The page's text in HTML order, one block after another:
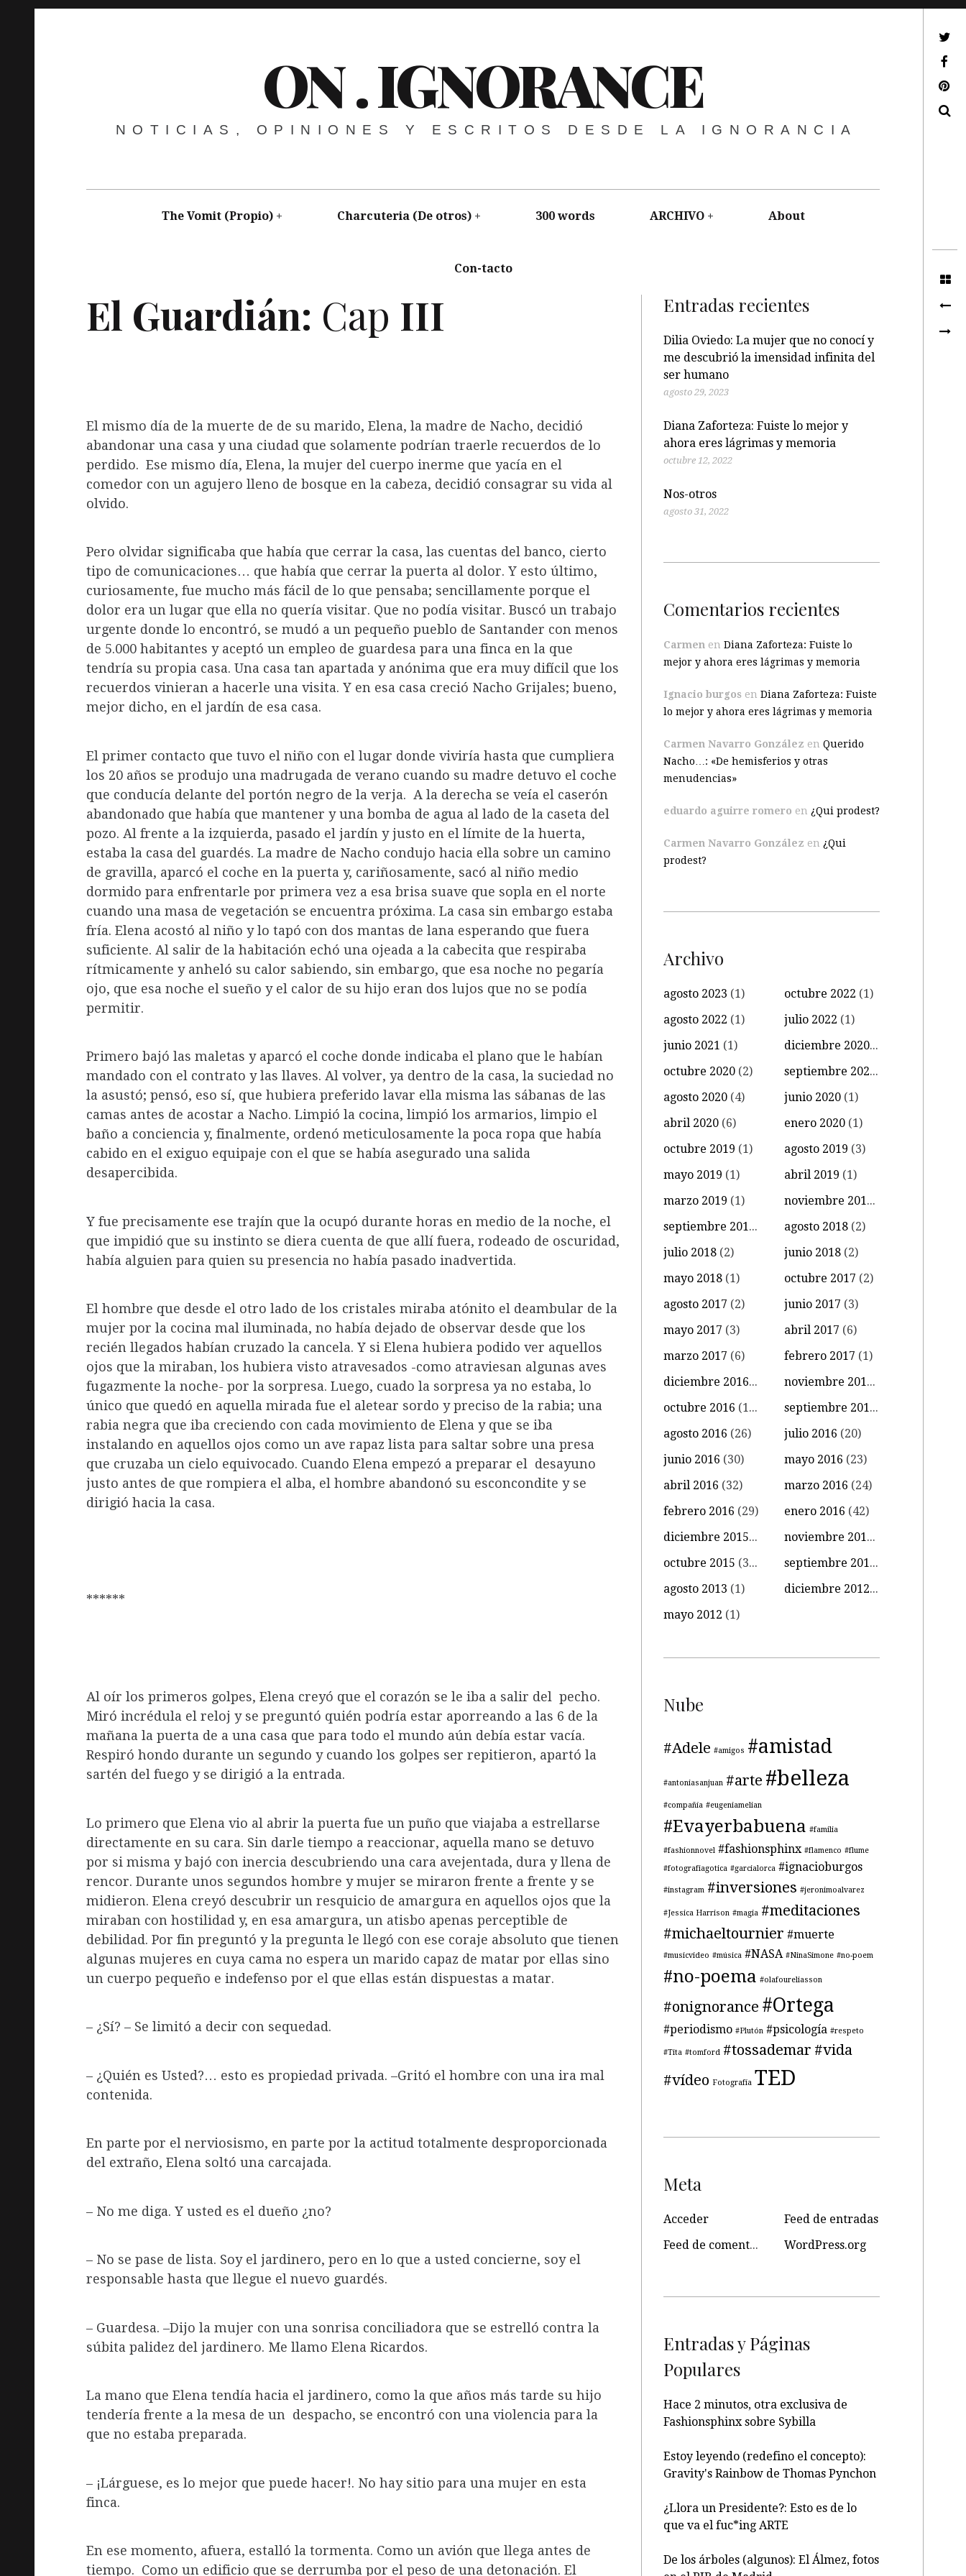
ON . IGNORANCE
NOTICIAS, OPINIONES Y ESCRITOS DESDE LA IGNORANCIA
The Vomit (Propio) Charcuteria (De otros) 300 words ARCHIVO About
Con-tacto
El Guardián: Cap III
El mismo día de la muerte de de su marido, Elena, la madre de Nacho, decidió
abandonar una casa y una ciudad que solamente podrían traerle recuerdos de lo
perdido. Ese mismo día, Elena, la mujer del cuerpo inerme que yacía en el
comedor con un agujero lleno de bosque en la cabeza, decidió consagrar su vida al
olvido.
Pero olvidar significaba que había que cerrar la casa, las cuentas del banco, cierto
tipo de comunicaciones… que había que cerrar la puerta al dolor. Y esto último,
curiosamente, fue mucho más fácil de lo que pensaba; sencillamente porque el
dolor era un lugar que ella no quería visitar. Que no podía visitar. Buscó un trabajo
urgente donde lo encontró, se mudó a un pequeño pueblo de Santander con menos
de 5.000 habitantes y aceptó un empleo de guardesa para una finca en la que
tendría su propia casa. Una casa tan apartada y anónima que era muy difícil que los
recuerdos vinieran a hacerle una visita. Y en esa casa creció Nacho Grijales; bueno,
mejor dicho, en el jardín de esa casa.
El primer contacto que tuvo el niño con el lugar donde viviría hasta que cumpliera
los 20 años se produjo una madrugada de verano cuando su madre detuvo el coche
que conducía delante del portón negro de la verja. A la derecha se veía el caserón
abandonado que había que mantener y una bomba de agua al lado de la caseta del
pozo. Al frente a la izquierda, pasado el jardín y justo en el límite de la huerta,
estaba la casa del guardés. La madre de Nacho condujo hacia ella sobre un camino
de gravilla, aparcó el coche en la puerta y, cariñosamente, sacó al niño medio
dormido para enfrentarle por primera vez a esa brisa suave que sopla en el norte
cuando una masa de vegetación se encuentra próxima. La casa sin embargo estaba
fría. Elena acostó al niño y lo tapó con dos mantas de lana esperando que fuera
suficiente. Al salir de la habitación echó una ojeada a la cabecita que respiraba
rítmicamente y anheló su calor sabiendo, sin embargo, que esa noche no pegaría
ojo, que esa noche el sueño y el calor de su hijo eran dos lujos que no se podía
permitir.
Primero bajó las maletas y aparcó el coche donde indicaba el plano que le habían
mandado con el contrato y las llaves. Al volver, ya dentro de la casa, la suciedad no
la asustó; pensó, eso sí, que hubiera preferido lavar ella misma las sábanas de las
camas antes de acostar a Nacho. Limpió la cocina, limpió los armarios, limpio el
baño a conciencia y, finalmente, ordenó meticulosamente la poca ropa que había
cabido en el exiguo equipaje con el que se había asegurado una salida
desapercibida.
Y fue precisamente ese trajín que la ocupó durante horas en medio de la noche, el
que impidió que su instinto se diera cuenta de que allí fuera, rodeado de oscuridad,
había alguien para quien su presencia no había pasado inadvertida.
El hombre que desde el otro lado de los cristales miraba atónito el deambular de la
mujer por la cocina mal iluminada, no había dejado de observar desde que los
recién llegados habían cruzado la cancela. Y si Elena hubiera podido ver aquellos
ojos que la miraban, los hubiera visto atravesados -como atraviesan algunas aves
fugazmente la noche- por la sorpresa. Luego, cuado la sorpresa ya no estaba, lo
único que quedó en aquella mirada fue el aletear sordo y preciso de la rabia; una
rabia negra que iba creciendo con cada movimiento de Elena y que se iba
instalando en aquellos ojos como un ave rapaz lista para saltar sobre una presa
que cruzaba un cielo equivocado. Cuando Elena empezó a preparar el desayuno
justo antes de que rompiera el alba, el hombre abandonó su esconcondite y se
dirigió hacia la casa.
******
Al oír los primeros golpes, Elena creyó que el corazón se le iba a salir del pecho.
Miró incrédula el reloj y se preguntó quién podría estar aporreando a las 6 de la
mañana la puerta de a una casa que para todo el mundo aún debía estar vacía.
Respiró hondo durante un segundo y cuando los golpes ser repitieron, apartó la
sartén del fuego y se dirigió a la entrada.
Lo primero que Elena vio al abrir la puerta fue un puño que viajaba a estrellarse
directamente en su cara. Sin darle tiempo a reaccionar, aquella mano se detuvo
por si misma y bajó con inercia descubriendo una cara avejentada, dura y llena de
rencor. Durante unos segundos hombre y mujer se miraron frente a frente y se
midieron. Elena creyó descubrir un resquicio de amargura en aquellos ojos que la
miraban con hostilidad y, en esa amargura, un atisbo apenas perceptible de
debilidad. Por fin preguntó y la pregunta le llegó con ese coraje absoluto que tienen
algunas mujeres en cuya cama no espera un marido capaz de matar por ellas sino
un cuerpo pequeño e indefenso por el que ellas están dispuestas a matar.
– ¿Sí? – Se limitó a decir con sequedad.
– ¿Quién es Usted?… esto es propiedad privada. –Gritó el hombre con una ira mal
contenida.
En parte por el nerviosismo, en parte por la actitud totalmente desproporcionada
del extraño, Elena soltó una carcajada.
– No me diga. Y usted es el dueño ¿no?
– No se pase de lista. Soy el jardinero, pero en lo que a usted concierne, soy el
responsable hasta que llegue el nuevo guardés.
– Guardesa. –Dijo la mujer con una sonrisa conciliadora que se estrelló contra la
súbita palidez del jardinero. Me llamo Elena Ricardos.
La mano que Elena tendía hacia el jardinero, como la que años más tarde su hijo
tendería frente a la mesa de un despacho, se encontró con una violencia para la
que no estaba preparada.
– ¡Lárguese, es lo mejor que puede hacer!. No hay sitio para una mujer en esta
finca.
En ese momento, afuera, estalló la tormenta. Como un avión que llega antes de
tiempo. Como un edificio que se derrumba por el peso de una detonación. El
Entradas recientes
Dilia Oviedo: La mujer que no conocí y
me descubrió la imensidad infinita del
ser humano
agosto 29, 2023
Diana Zaforteza: Fuiste lo mejor y
ahora eres lágrimas y memoria
octubre 12, 2022
Nos-otros
agosto 31, 2022
Comentarios recientes
Carmen en Diana Zaforteza: Fuiste lo
mejor y ahora eres lágrimas y memoria
Ignacio burgos en Diana Zaforteza: Fuiste
lo mejor y ahora eres lágrimas y memoria
Carmen Navarro González en Querido
Nacho…: «De hemisferios y otras
menudencias»
eduardo aguirre romero en ¿Qui prodest?
Carmen Navarro González en ¿Qui
prodest?
Archivo
agosto 2023 (1) octubre 2022 (1)
agosto 2022 (1) julio 2022 (1)
junio 2021 (1) diciembre 2020
(1)
octubre 2020(2) septiembre 2020(3)
agosto 2020(4) junio 2020 (1)
abril 2020(6) enero 2020 (1)
octubre 2019 (1) agosto 2019 (3)
mayo 2019 (1) abril 2019 (1)
marzo 2019 (1) noviembre 2018(2)
septiembre 2018(1) agosto 2018 (2)
julio 2018(2) junio 2018 (2)
mayo 2018(1) octubre 2017 (2)
agosto 2017 (2) junio 2017 (3)
mayo 2017 (3) abril 2017 (6)
marzo 2017 (6) febrero 2017 (1)
diciembre 2016
(4) noviembre 2016(11)
octubre 2016 (14) septiembre 2016(18)
agosto 2016 (26) julio 2016 (20)
junio 2016 (30) mayo 2016 (23)
abril 2016 (32) marzo 2016 (24)
febrero 2016 (29) enero 2016 (42)
diciembre 2015
(39) noviembre 2015(18)
octubre 2015 (34) septiembre 2015(15)
agosto 2013 (1) diciembre 2012
(1)
mayo 2012 (1)
Nube
#Adele #amigos #amistad
#antoniasanjuan #arte #belleza
#compañía #eugeniamelian
#Evayerbabuena #familia
#fashionnovel #fashionsphinx #flamenco #flume
#fotografiagotica #garcialorca #ignacioburgos
#instagram #inversiones #jeronimoalvarez
#Jessica Harrison #magia #meditaciones
#michaeltournier #muerte
#musicvideo #música #NASA #NinaSimone #no-poem
#no-poema #olafoureliasson
#onignorance #Ortega
#periodismo #Plutón #psicología #respeto
#Tita #tomford #tossademar #vida
#vídeo Fotografía TED
Meta
Acceder
Feed de entradas
Feed de comentarios
WordPress.org
Entradas y Páginas
Populares
Hace 2 minutos, otra exclusiva de
Fashionsphinx sobre Sybilla
Estoy leyendo (redefino el concepto):
Gravity's Rainbow de Thomas Pynchon
¿Llora un Presidente?: Esto es de lo
que va el fuc*ing ARTE
De los árboles (algunos): El Álmez, fotos